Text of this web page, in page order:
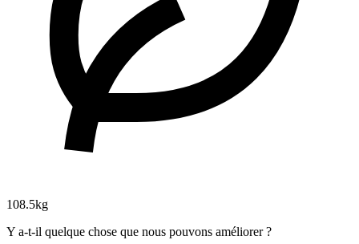
108.5kg
Y a-t-il quelque chose que nous pouvons améliorer ?